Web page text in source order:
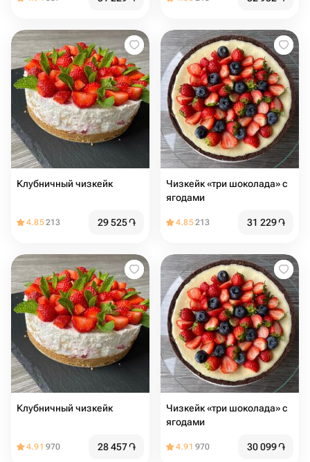
Клубничный чизкейк
4.85213 29 525֏
Чизкейк «три шоколада» с
ягодами
4.85213 31 229֏
Клубничный чизкейк
4.91 970 28 457֏
Чизкейк «три шоколада» с
ягодами
4.91 970 30 099֏